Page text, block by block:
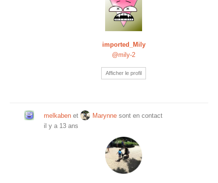
imported_Mily
@mily-2
Afficher le profil
melkaben et Marynne sont en contact
il y a 13 ans